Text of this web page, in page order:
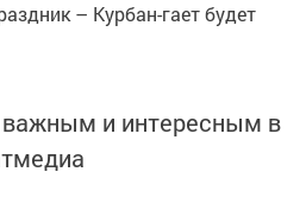
– Курбан-гает будет
и интересным в